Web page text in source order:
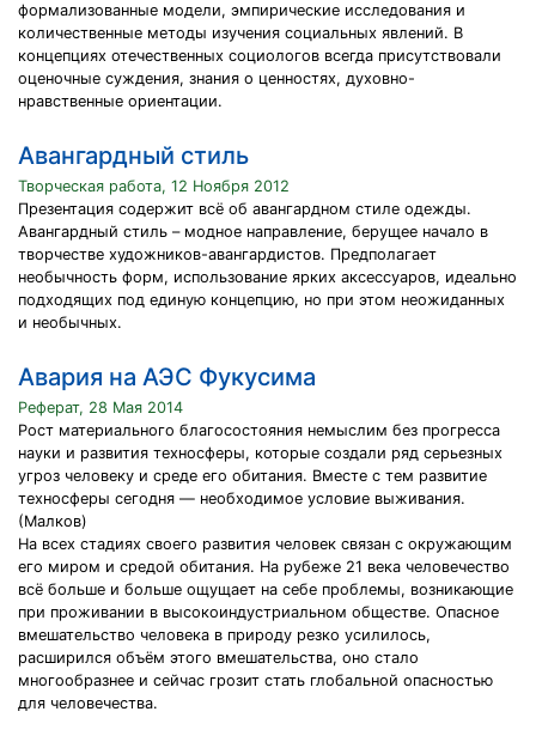
формализованные модели, эмпирические исследования и
количественные методы изучения социальных явлений. В
концепциях отечественных социологов всегда присутствовали
оценочные суждения, знания о ценностях, духовно-
нравственные ориентации.
Авангардный стиль
Творческая работа, 12 Ноября 2012
Презентация содержит всё об авангардном стиле одежды.
Авангардный стиль – модное направление, берущее начало в
творчестве художников-авангардистов. Предполагает
необычность форм, использование ярких аксессуаров, идеально
подходящих под единую концепцию, но при этом неожиданных
и необычных.
Авария на АЭС Фукусима
Реферат, 28 Мая 2014
Рост материального благосостояния немыслим без прогресса
науки и развития техносферы, которые создали ряд серьезных
угроз человеку и среде его обитания. Вместе с тем развитие
техносферы сегодня — необходимое условие выживания.
(Малков)
На всех стадиях своего развития человек связан с окружающим
его миром и средой обитания. На рубеже 21 века человечество
всё больше и больше ощущает на себе проблемы, возникающие
при проживании в высокоиндустриальном обществе. Опасное
вмешательство человека в природу резко усилилось,
расширился объём этого вмешательства, оно стало
многообразнее и сейчас грозит стать глобальной опасностью
для человечества.